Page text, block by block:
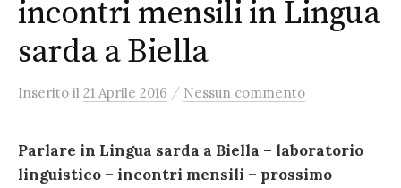
incontri mensili in Lingua
sarda a Biella
Inserito il 21 Aprile 2016 / Nessun commento
Parlare in Lingua sarda a Biella – laboratorio
linguistico – incontri mensili – prossimo